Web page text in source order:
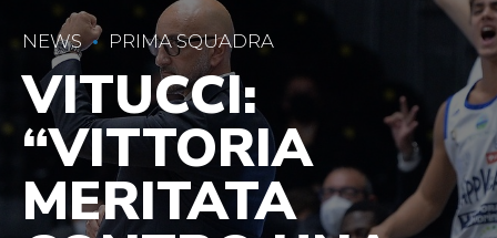
NEWS PRIMA SQUADRA
VITUCCI:
“VITTORIA
MERITATA